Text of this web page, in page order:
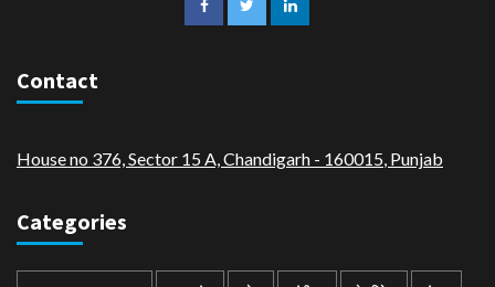
Contact
House no 376, Sector 15 A, Chandigarh - 160015 Punjab
Categories